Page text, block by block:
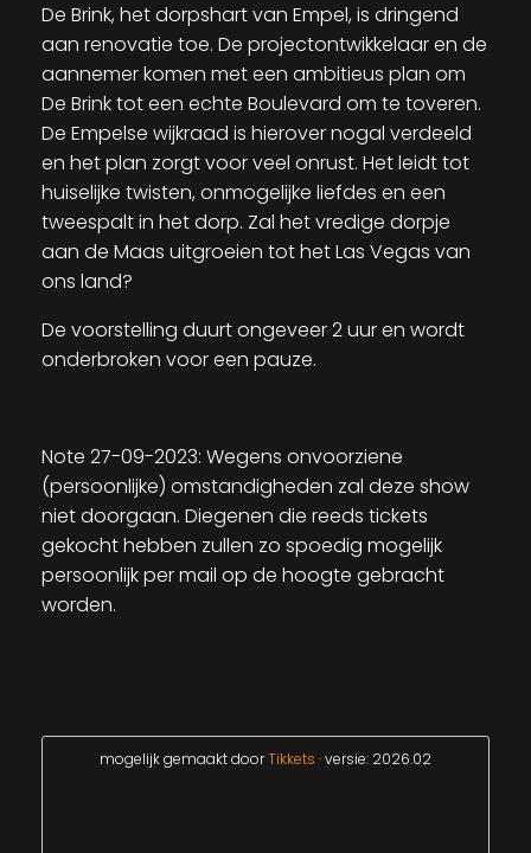
De Brink, het dorpshart van Empel, is dringend
aan renovatie toe. De projectontwikkelaar en de
aannemer komen met een ambitieus plan om
De Brink tot een echte Boulevard om te toveren.
De Empelse wijkraad is hierover nogal verdeeld
en het plan zorgt voor veel onrust. Het leidt tot
huiselijke twisten, onmogelijke liefdes en een
tweespalt in het dorp. Zal het vredige dorpje
aan de Maas uitgroeien tot het Las Vegas van
ons land?
De voorstelling duurt ongeveer 2 uur en wordt
onderbroken voor een pauze.
Note 27-09-2023: Wegens onvoorziene
(persoonlijke) omstandigheden zal deze show
niet doorgaan. Diegenen die reeds tickets
gekocht hebben zullen zo spoedig mogelijk
persoonlijk per mail op de hoogte gebracht
worden.
mogelijk gemaakt doorTikkets · versie: 2026.02